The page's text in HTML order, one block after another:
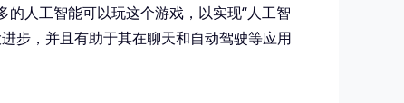
人工智能可以玩这个游戏，以实现“人工智
步，并且有助于其在聊天和自动驾驶等应用